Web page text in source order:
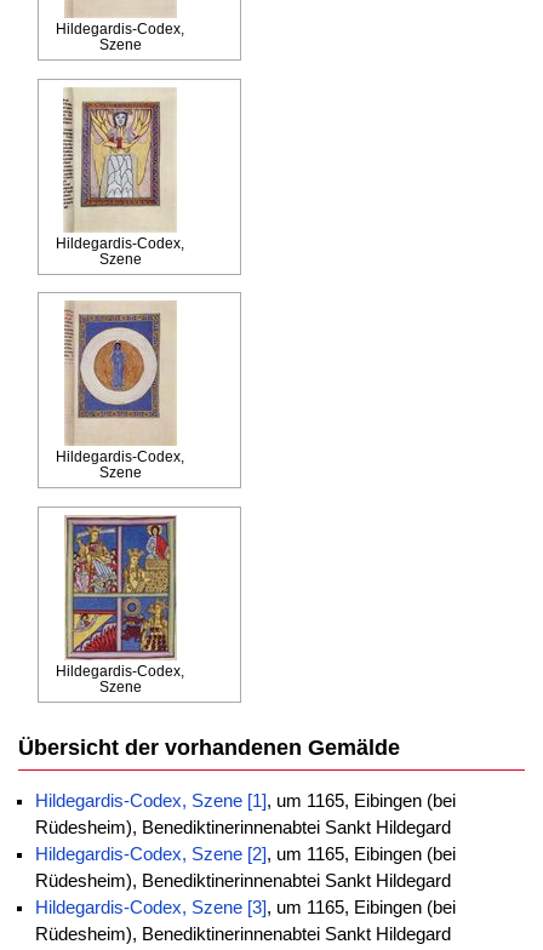
Hildegardis-Codex,
Szene
Hildegardis-Codex,
Szene
Hildegardis-Codex,
Szene
Hildegardis-Codex,
Szene
Übersicht der vorhandenen Gemälde
Hildegardis-Codex, Szene [1], um 1165, Eibingen (bei
Rüdesheim), Benediktinerinnenabtei Sankt Hildegard
Hildegardis-Codex, Szene [2], um 1165, Eibingen (bei
Rüdesheim), Benediktinerinnenabtei Sankt Hildegard
Hildegardis-Codex, Szene [3], um 1165, Eibingen (bei
Rüdesheim), Benediktinerinnenabtei Sankt Hildegard